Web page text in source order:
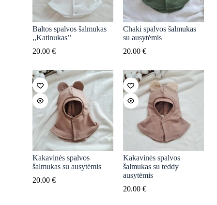
Baltos spalvos šalmukas
,,Katinukas’’
20.00 €
Chaki spalvos šalmukas
su ausytėmis
20.00 €
Kakavinės spalvos
šalmukas su ausytėmis
20.00 €
Kakavinės spalvos
šalmukas su teddy
ausytėmis
20.00 €